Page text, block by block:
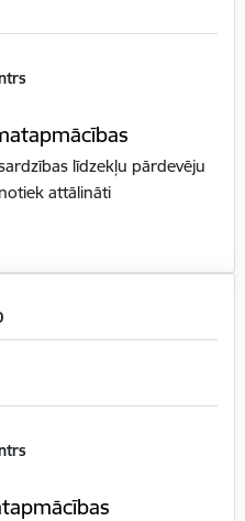
līdzekļu pārdevēju
attālināti